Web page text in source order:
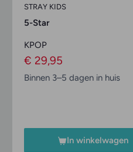
STRAY KIDS
5-Star
KPOP
Verkoopprijs
€ 29,95
Binnen 3–5 dagen in huis
In winkelwagen